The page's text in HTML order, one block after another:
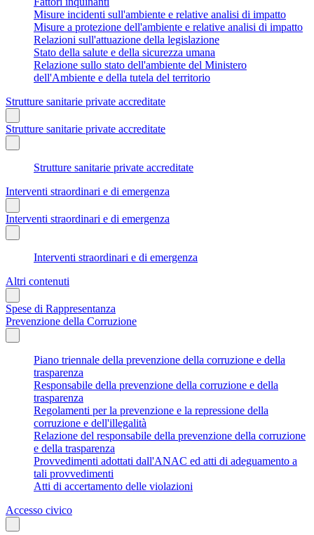
Misure incidenti sull'ambiente e relative analisi di impatto
Misure a protezione dell'ambiente e relative analisi di impatto
Relazioni sull'attuazione della legislazione
Stato della salute e della sicurezza umana
Relazione sullo stato dell'ambiente del Ministero
dell'Ambiente e della tutela del territorio
Strutture sanitarie private accreditate
Strutture sanitarie private accreditate
Strutture sanitarie private accreditate
Interventi straordinari e di emergenza
Interventi straordinari e di emergenza
Interventi straordinari e di emergenza
Altri contenuti
Spese di Rappresentanza
Prevenzione della Corruzione
Piano triennale della prevenzione della corruzione e della
trasparenza
Responsabile della prevenzione della corruzione e della
trasparenza
Regolamenti per la prevenzione e la repressione della
corruzione e dell'illegalità
Relazione del responsabile della prevenzione della corruzione
e della trasparenza
Provvedimenti adottati dall'ANAC ed atti di adeguamento a
tali provvedimenti
Atti di accertamento delle violazioni
Accesso civico